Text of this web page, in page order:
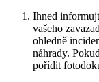
Ihned
vašeho
ohledně
náhrady.
pořídit